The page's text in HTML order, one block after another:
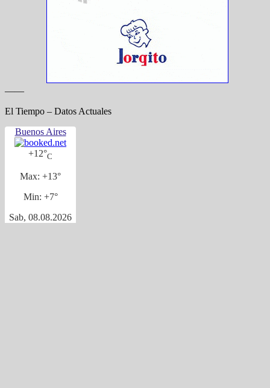
——
El Tiempo – Datos Actuales
Buenos Aires
+12°C
Max: +13°
Min: +7°
Sab, 08.08.2026